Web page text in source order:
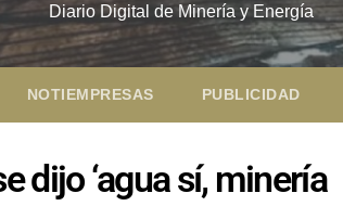
Diario Digital de Minería y Energía
NOTIEMPRESAS PUBLICIDAD
dijo ‘agua sí, minería